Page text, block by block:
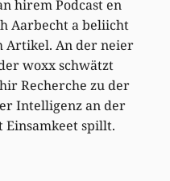
hirem Podcast en
Aarbecht a beliicht
Artikel. An der neier
woxx schwätzt
Recherche zu der
Intelligenz an der
Einsamkeet spillt.